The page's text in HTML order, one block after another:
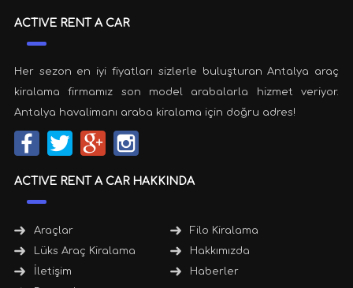
ACTIVE RENT A CAR
Her sezon en iyi fiyatları sizlerle buluşturan Antalya araç
kiralama firmamız son model arabalarla hizmet veriyor.
Antalya havalimanı araba kiralama için doğru adres!
ACTIVE RENT A CAR HAKKINDA
Araçlar
Filo Kiralama
Lüks Araç Kiralama
Hakkımızda
İletişim
Haberler